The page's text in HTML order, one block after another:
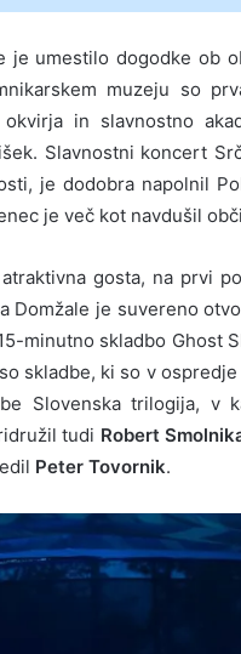
je umestilo dogodke ob
muzeju so
in slavnostno
Slavnostni koncert
je dodobra napolnil
je več kot navdušil
gosta, na prvi
Domžale je suvereno
minutno skladbo Ghost
skladbe, ki so v
Slovenska trilogija, v
tudi Robert
Peter Tovornik.